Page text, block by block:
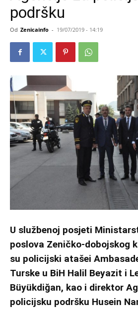
podršku
Od Zenicainfo - 19/07/2019 - 14:19
U službenoj posjeti
poslova Zeničko-dobojskog
su policijski atašei
Turske u BiH Halil Beyazit i
Büyükdiğan, kao i direktor
policijsku podršku Husein